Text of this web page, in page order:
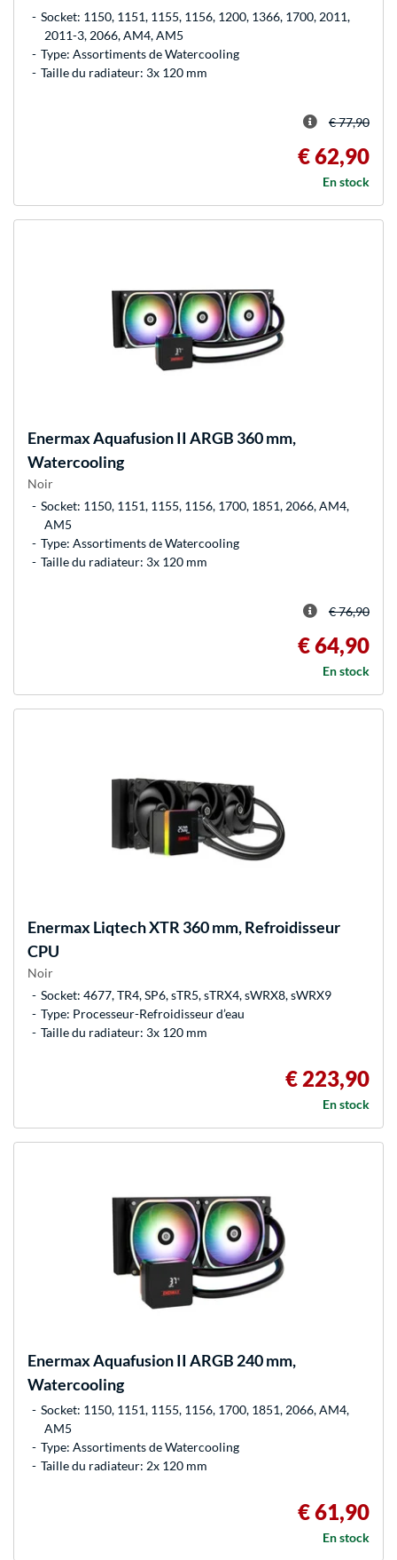
Socket: 1150, 1151, 1155, 1156, 1200, 1366, 1700, 2011,
2011-3, 2066, AM4, AM5
Type: Assortiments de Watercooling
Taille du radiateur: 3x 120 mm
€ 77,90
€ 62,90
En stock
EnermaxAquafusion II ARGB 360 mm,
Watercooling
Noir
Socket: 1150, 1151, 1155, 1156, 1700, 1851, 2066, AM4,
AM5
Type: Assortiments de Watercooling
Taille du radiateur: 3x 120 mm
€ 76,90
€ 64,90
En stock
EnermaxLiqtech XTR 360 mm, Refroidisseur
CPU
Noir
Socket: 4677, TR4, SP6, sTR5, sTRX4, sWRX8, sWRX9
Type: Processeur-Refroidisseur d’eau
Taille du radiateur: 3x 120 mm
€ 223,90
En stock
EnermaxAquafusion II ARGB 240 mm,
Watercooling
Socket: 1150, 1151, 1155, 1156, 1700, 1851, 2066, AM4,
AM5
Type: Assortiments de Watercooling
Taille du radiateur: 2x 120 mm
€ 61,90
En stock